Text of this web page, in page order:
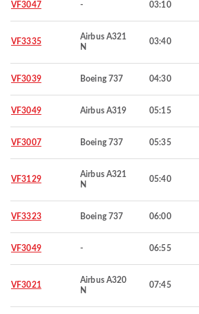
VF3047 - 03:10
VF3335
Airbus A321
N
03:40
VF3039 Boeing 737 04:30
VF3049 Airbus A319 05:15
VF3007 Boeing 737 05:35
VF3129
Airbus A321
N
05:40
VF3323 Boeing 737 06:00
VF3049 - 06:55
VF3021
Airbus A320
N
07:45